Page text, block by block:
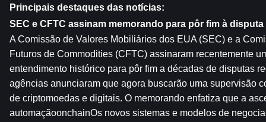
Principais destaques das notícias:
SEC e CFTC assinam memorando para pôr fim à
A Comissão de Valores Mobiliários dos EUA (SEC) e a
Futuros de Commodities (CFTC) assinaram recentemente
entendimento histórico para pôr fim a décadas de disputas
agências anunciaram que agora buscarão uma supervisão
de criptomoedas e digitais. O memorando enfatiza que a
automaçãoonchainOs novos sistemas e modelos de